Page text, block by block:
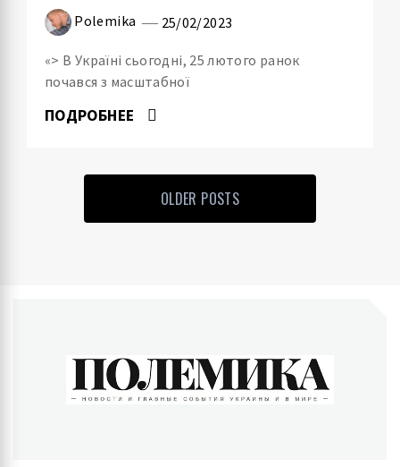
Polemika 25/02/2023
«> В Україні сьогодні, 25 лютого ранок
почався з масштабної
ПОДРОБНЕЕ
OLDER POSTS